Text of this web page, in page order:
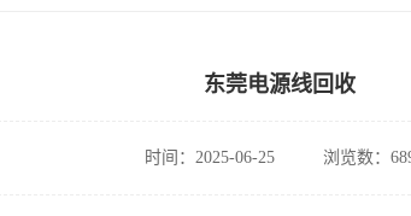
东莞电源线回收
时间：2025-06-25 浏览数：